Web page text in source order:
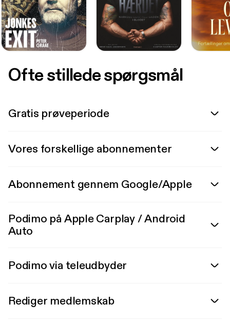
Ofte stillede spørgsmål
Gratis prøveperiode
Vores forskellige abonnementer
Abonnement gennem Google/Apple
Podimo på Apple Carplay / Android
Auto
Podimo via teleudbyder
Rediger medlemskab